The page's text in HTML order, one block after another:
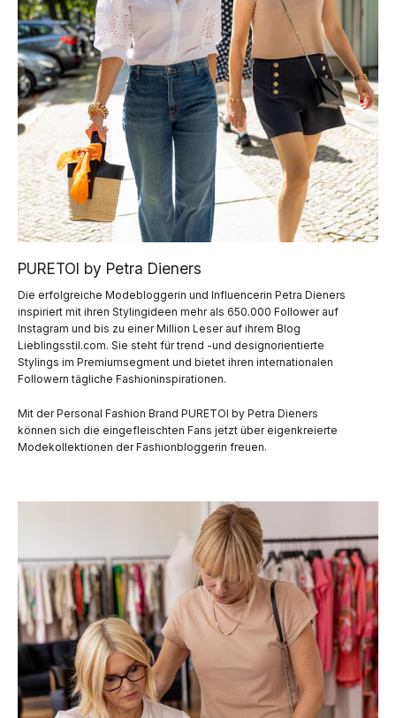
PURETOI by Petra Dieners
Die erfolgreiche Modebloggerin und Influencerin Petra Dieners
inspiriert mit ihren Stylingideen mehr als 650.000 Follower auf
Instagram und bis zu einer Million Leser auf ihrem Blog
Lieblingsstil.com. Sie steht für trend -und designorientierte
Stylings im Premiumsegment und bietet ihren internationalen
Followern tägliche Fashioninspirationen.
Mit der Personal Fashion Brand PURETOI by Petra Dieners
können sich die eingefleischten Fans jetzt über eigenkreierte
Modekollektionen der Fashionbloggerin freuen.